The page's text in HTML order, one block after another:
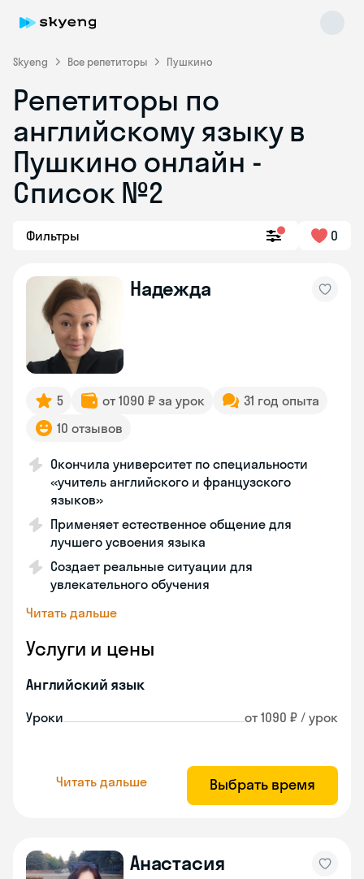
Skyeng Все репетиторы Пушкино
Репетиторы по
английскому языку в
Пушкино онлайн -
Список №2
Фильтры 0
Надежда
5 от 1090 ₽ за урок
31 год опыта
10 отзывов
Окончила университет по специальности
«учитель английского и французского
языков»
Применяет естественное общение для
лучшего усвоения языка
Создает реальные ситуации для
увлекательного обучения
Читать дальше
Услуги и цены
Английский язык
Уроки от 1090 ₽ / урок
Читать дальше Выбрать время
Анастасия